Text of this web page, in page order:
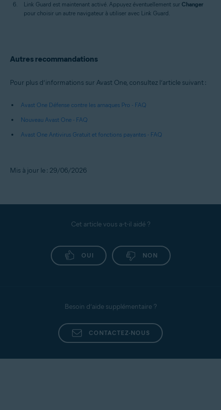
Link Guard est maintenant activé. Appuyez éventuellement sur Changer
pour choisir un autre navigateur à utiliser avec Link Guard.
Autres recommandations
Pour plus d’informations sur Avast One, consultez l’article suivant :
Avast One Défense contre les arnaques Pro - FAQ
Nouveau Avast One - FAQ
Avast One Antivirus Gratuit et fonctions payantes - FAQ
Mis à jour le : 29/06/2026
Cet article vous a-t-il aidé ?
OUI NON
Besoin d’aide supplémentaire ?
CONTACTEZ-NOUS